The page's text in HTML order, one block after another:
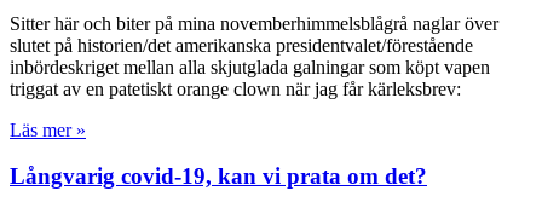
Sitter här och biter på mina novemberhimmelsblågrå naglar över
slutet på historien/det amerikanska presidentvalet/förestående
inbördeskriget mellan alla skjutglada galningar som köpt vapen
triggat av en patetiskt orange clown när jag får kärleksbrev:
Läs mer »
Långvarig covid-19, kan vi prata om det?